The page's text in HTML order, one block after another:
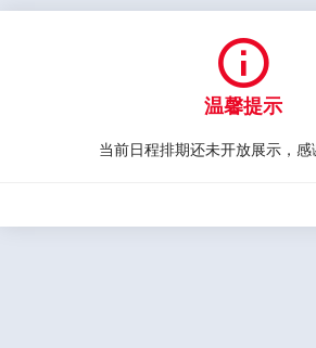

温馨提示
当前日程排期还未开放展示，